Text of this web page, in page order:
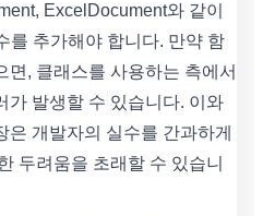
ExcelDocument와 같이
를 추가해야 합니다. 만약 함
면, 클래스를 사용하는 측에서
가 발생할 수 있습니다. 이와
은 개발자의 실수를 간과하게
두려움을 초래할 수 있습니